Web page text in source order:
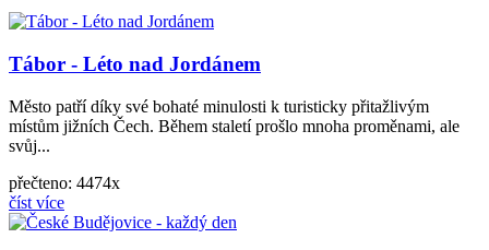
Tábor - Léto nad Jordánem
Město patří díky své bohaté minulosti k turisticky přitažlivým
místům jižních Čech. Během staletí prošlo mnoha proměnami, ale
svůj...
přečteno: 4474x
číst více